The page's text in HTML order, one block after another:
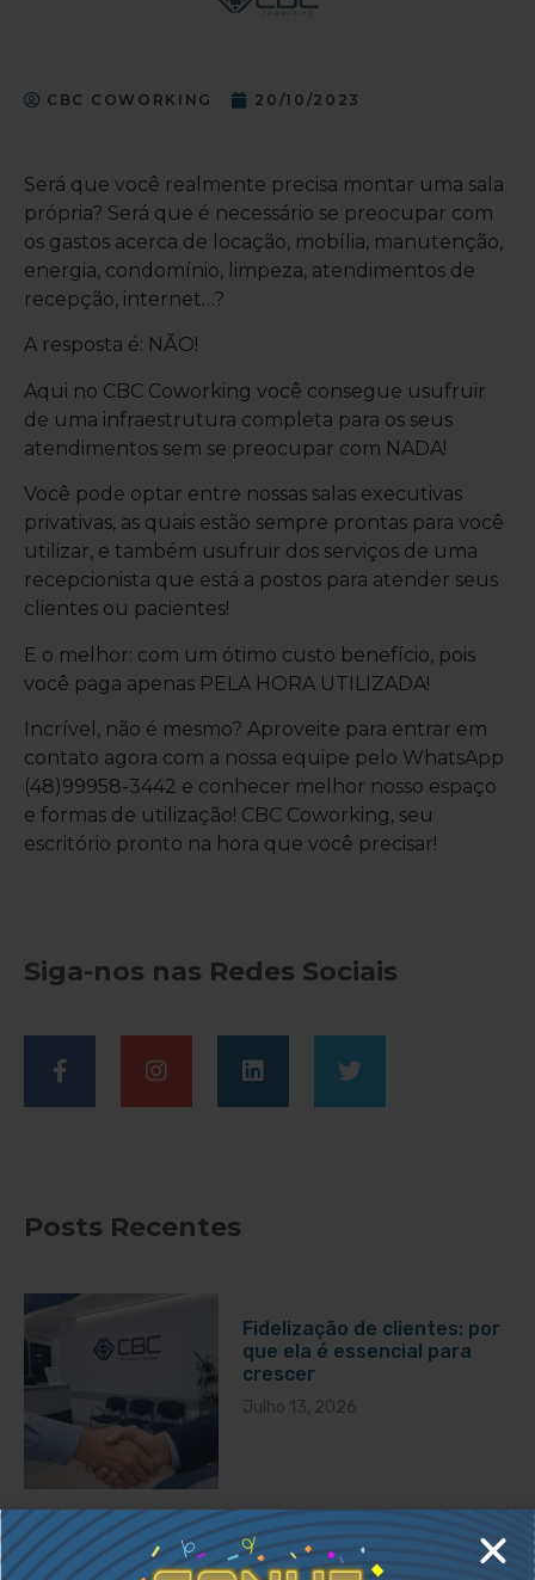
CBC COWORKING 20/10/2023
Será que você realmente precisa montar uma sala
própria? Será que é necessário se preocupar com
os gastos acerca de locação, mobília, manutenção,
energia, condomínio, limpeza, atendimentos de
recepção, internet…?
A resposta é: NÃO!
Aqui no CBC Coworking você consegue usufruir
de uma infraestrutura completa para os seus
atendimentos sem se preocupar com NADA!
Você pode optar entre nossas salas executivas
privativas, as quais estão sempre prontas para você
utilizar, e também usufruir dos serviços de uma
recepcionista que está a postos para atender seus
clientes ou pacientes!
E o melhor: com um ótimo custo benefício, pois
você paga apenas PELA HORA UTILIZADA!
Incrível, não é mesmo? Aproveite para entrar em
contato agora com a nossa equipe pelo WhatsApp
(48)99958-3442 e conhecer melhor nosso espaço
e formas de utilização! CBC Coworking, seu
escritório pronto na hora que você precisar!
Siga-nos nas Redes Sociais
Posts Recentes
Fidelização de clientes: por
que ela é essencial para
crescer
Julho 13, 2026
Como reduzir custos fixos